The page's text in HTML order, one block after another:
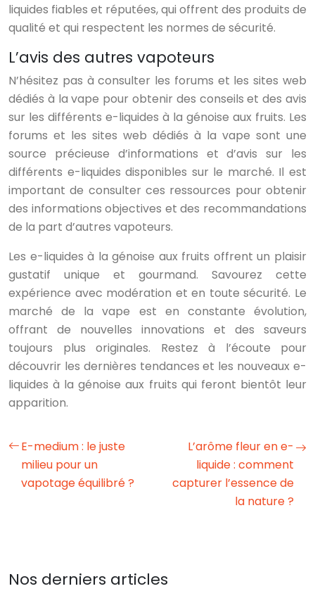
liquides fiables et réputées, qui offrent des produits de
qualité et qui respectent les normes de sécurité.
L’avis des autres vapoteurs
N’hésitez pas à consulter les forums et les sites web
dédiés à la vape pour obtenir des conseils et des avis
sur les différents e-liquides à la génoise aux fruits. Les
forums et les sites web dédiés à la vape sont une
source précieuse d’informations et d’avis sur les
différents e-liquides disponibles sur le marché. Il est
important de consulter ces ressources pour obtenir
des informations objectives et des recommandations
de la part d’autres vapoteurs.
Les e-liquides à la génoise aux fruits offrent un plaisir
gustatif unique et gourmand. Savourez cette
expérience avec modération et en toute sécurité. Le
marché de la vape est en constante évolution,
offrant de nouvelles innovations et des saveurs
toujours plus originales. Restez à l’écoute pour
découvrir les dernières tendances et les nouveaux e-
liquides à la génoise aux fruits qui feront bientôt leur
apparition.
E-medium : le juste
milieu pour un
vapotage équilibré ?
L’arôme fleur en e-
liquide : comment
capturer l’essence de
la nature ?
Nos derniers articles